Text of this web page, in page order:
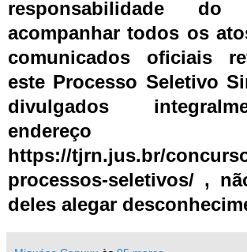
responsabilidade do
acompanhar todos os
comunicados oficiais
este Processo Seletivo
divulgados
endereço
https://tjrn.jus.br/
processos-seletivos/ ,
deles alegar